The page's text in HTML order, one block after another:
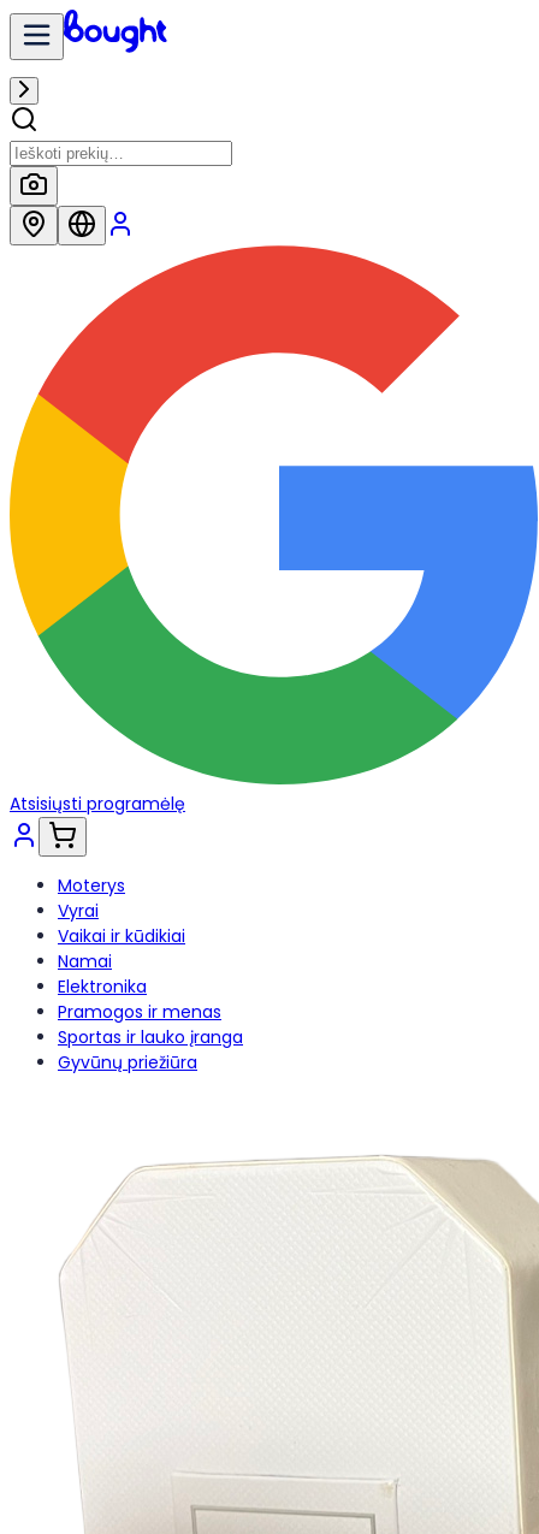
Atsisiųsti programėlę
Moterys
Vyrai
Vaikai ir kūdikiai
Namai
Elektronika
Pramogos ir menas
Sportas ir lauko įranga
Gyvūnų priežiūra